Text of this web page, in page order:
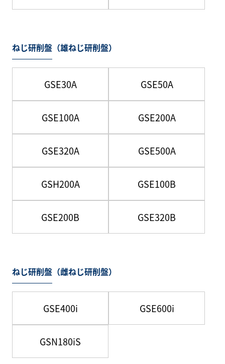
ねじ研削盤（雄ねじ研削盤）
GSE30A GSE50A
GSE100A GSE200A
GSE320A GSE500A
GSH200A GSE100B
GSE200B GSE320B
ねじ研削盤（雌ねじ研削盤）
GSE400i GSE600i
GSN180iS